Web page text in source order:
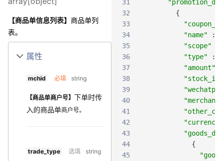
【商品单信息列表】 商品单列
表。
属性
mchid 必填 string
【商品单商户号】 下单时传
入的商品单商户号。
trade_type 选填 string
31
32
{
33
34
"name" :
35
"scope"
36
"type" :
37
"amount"
38
"stock_id"
39
40
41
42
"currency"
43
44
{
45